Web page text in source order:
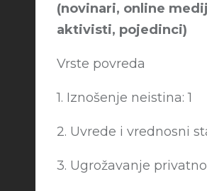
(novinari, online
aktivisti, pojedinci)
Vrste povreda
1. Iznošenje neistina: 1
2. Uvrede i vrednosni
3. Ugrožavanje